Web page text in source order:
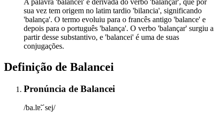
sua vez tem origem no latim tardio 'bilancia', significando
'balança'. O termo evoluiu para o francês antigo 'balance' e
depois para o português 'balança'. O verbo 'balançar' surgiu a
partir desse substantivo, e 'balancei' é uma de suas
conjugações.
Definição de Balancei
Pronúncia de Balancei
/ba.lɐ̃.ˈsej/